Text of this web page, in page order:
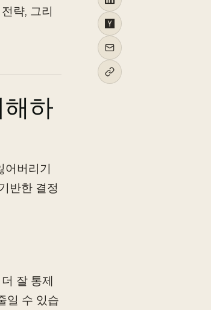
략, 그리
하
어버리기
반한 결정
잘 통제
일 수 있습